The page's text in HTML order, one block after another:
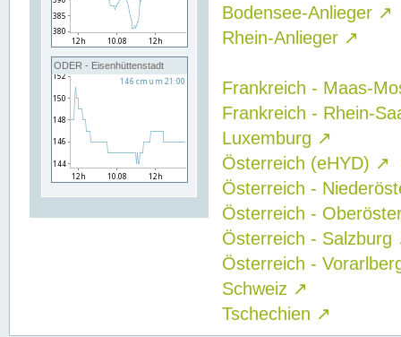
ODER - Eisenhüttenstadt
Bodensee-Anlieger ↗
Rhein-Anlieger ↗
Frankreich - Maas-
Frankreich - Rhein-
Luxemburg ↗
Österreich (eHYD) ↗
Österreich -
Österreich -
Österreich - Salzburg
Österreich -
Schweiz ↗
Tschechien ↗